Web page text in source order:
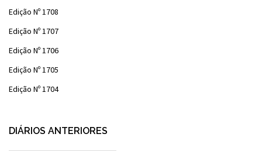
Edição Nº 1708
Edição Nº 1707
Edição Nº 1706
Edição Nº 1705
Edição Nº 1704
DIÁRIOS ANTERIORES